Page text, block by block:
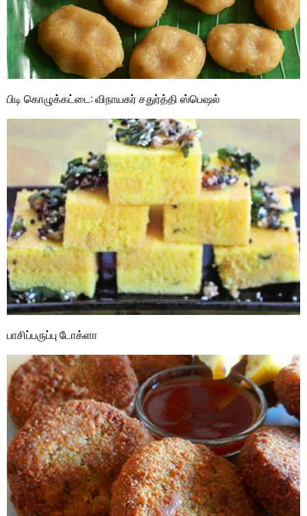
பிடி கொழுக்கட்டை: விநாயகர் சதுர்த்தி ஸ்பெஷல்
பாசிப்பருப்பு டோக்ளா